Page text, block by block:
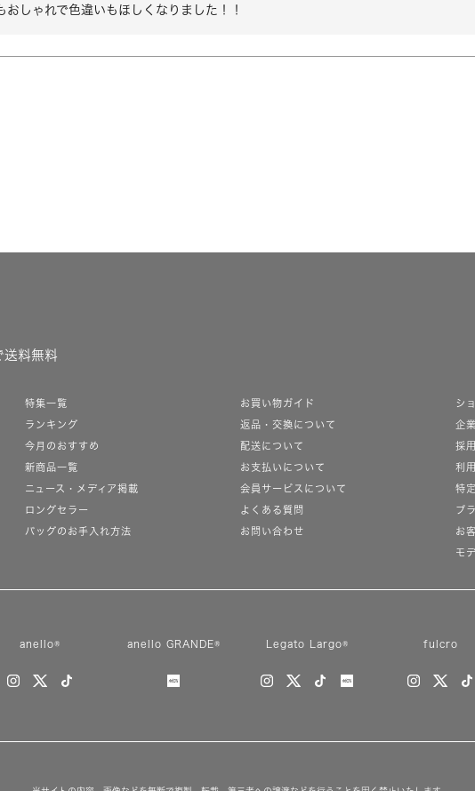
おしゃれで色違いもほしくなりました！！
料無料
特集一覧
ランキング
今月のおすすめ
新商品一覧
ニュース・メディア掲載
ロングセラー
バッグのお手入れ方法
お買い物ガイド
返品・交換について
配送について
お支払いについて
会員サービスについて
よくある質問
お問い合わせ
シ
企
採
利
特
プ
お
モ
anello® anello GRANDE® Legato Largo® fulcro